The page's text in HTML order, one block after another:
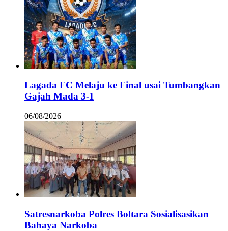
Lagada FC Melaju ke Final usai Tumbangkan
Gajah Mada 3-1
06/08/2026
Satresnarkoba Polres Boltara Sosialisasikan
Bahaya Narkoba